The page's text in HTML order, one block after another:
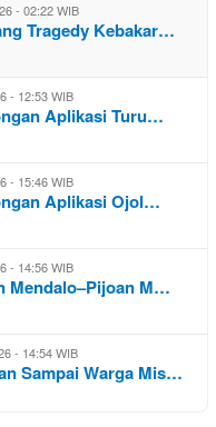
- 02:22 WIB
Tragedy Kebakar…
- 12:53 WIB
Aplikasi Turu…
- 15:46 WIB
Aplikasi Ojol…
- 14:56 WIB
Mendalo–Pijoan M…
- 14:54 WIB
Sampai Warga Mis…